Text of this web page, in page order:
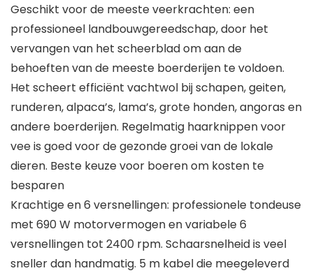
Geschikt voor de meeste veerkrachten: een
professioneel landbouwgereedschap, door het
vervangen van het scheerblad om aan de
behoeften van de meeste boerderijen te voldoen.
Het scheert efficiënt vachtwol bij schapen, geiten,
runderen, alpaca’s, lama’s, grote honden, angoras en
andere boerderijen. Regelmatig haarknippen voor
vee is goed voor de gezonde groei van de lokale
dieren. Beste keuze voor boeren om kosten te
besparen
Krachtige en 6 versnellingen: professionele tondeuse
met 690 W motorvermogen en variabele 6
versnellingen tot 2400 rpm. Schaarsnelheid is veel
sneller dan handmatig. 5 m kabel die meegeleverd